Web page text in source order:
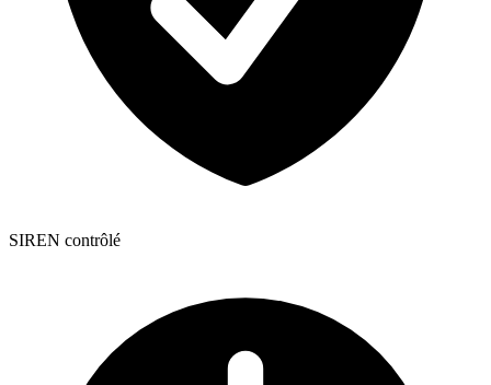
SIREN contrôlé